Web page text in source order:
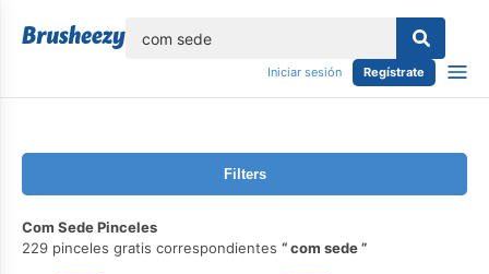
Iniciar sesión Regístrate
Filters
Com Sede Pinceles
229 pinceles gratis correspondientes
com sede